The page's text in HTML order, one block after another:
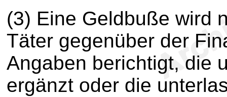
(3) Eine Geldbuße wird
Täter gegenüber der
Angaben berichtigt, die
ergänzt oder die